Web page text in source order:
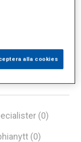
(0)
(0)
alla cookies